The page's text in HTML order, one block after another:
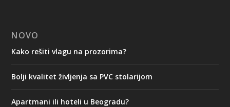
NOVO
Kako rešiti vlagu na prozorima?
Bolji kvalitet življenja sa PVC stolarijom
Apartmani ili hoteli u Beogradu?